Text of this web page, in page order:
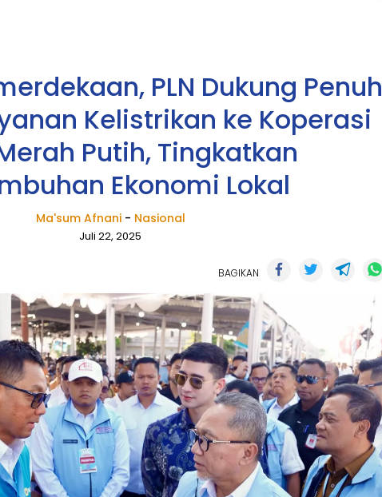
PLN Dukung Penuh
Kelistrikan ke Koperasi
Putih, Tingkatkan
Ekonomi Lokal
Ma'sum Afnani- Nasional
Juli 22, 2025
BAGIKAN